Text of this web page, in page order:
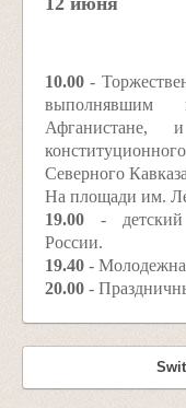
10.00 -
выполнявшим
Афганистане, и
Северного
На площади им.
19.00 -
России.
19.40 -
20.00 -